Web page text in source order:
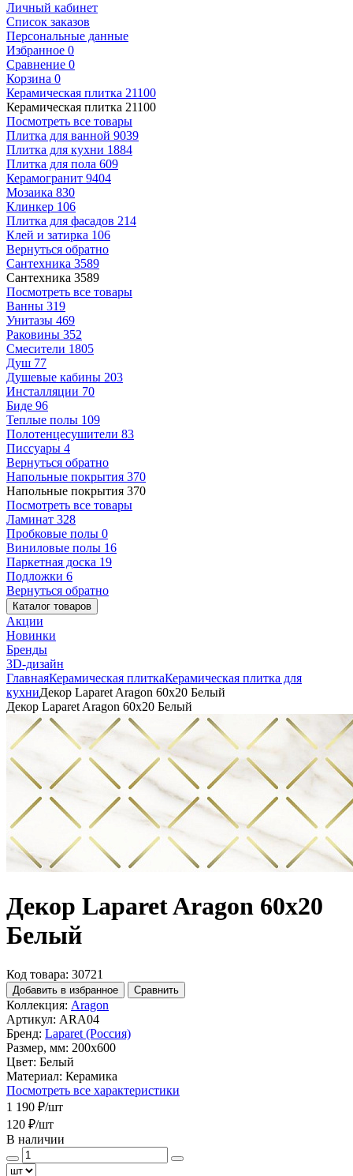
Личный кабинет
Список заказов
Персональные данные
Избранное 0
Сравнение 0
Корзина 0
Керамическая плитка 21100
Керамическая плитка 21100
Посмотреть все товары
Плитка для ванной 9039
Плитка для кухни 1884
Плитка для пола 609
Керамогранит 9404
Мозаика 830
Клинкер 106
Плитка для фасадов 214
Клей и затирка 106
Вернуться обратно
Сантехника 3589
Сантехника 3589
Посмотреть все товары
Ванны 319
Унитазы 469
Раковины 352
Смесители 1805
Душ 77
Душевые кабины 203
Инсталляции 70
Биде 96
Теплые полы 109
Полотенцесушители 83
Писсуары 4
Вернуться обратно
Напольные покрытия 370
Напольные покрытия 370
Посмотреть все товары
Ламинат 328
Пробковые полы 0
Виниловые полы 16
Паркетная доска 19
Подложки 6
Вернуться обратно
Каталог товаров
Акции
Новинки
Бренды
3D-дизайн
ГлавнаяКерамическая плиткаКерамическая плитка для
кухниДекор Laparet Aragon 60x20 Белый
Декор Laparet Aragon 60x20 Белый
Декор Laparet Aragon 60x20
Белый
Код товара: 30721
Добавить в избранное Сравнить
Коллекция: Aragon
Артикул: ARA04
Бренд: Laparet (Россия)
Размер, мм: 200x600
Цвет: Белый
Материал: Керамика
Посмотреть все характеристики
1 190 ₽/шт
120 ₽/шт
В наличии